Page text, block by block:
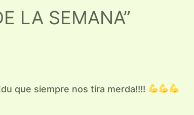
LA SEMANA”
que siempre nos tira merda!!!!